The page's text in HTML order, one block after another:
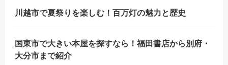
川越市で夏祭りを楽しむ！百万灯の魅力と歴史
国東市で大きい本屋を探すなら！福田書店から別府・
大分市まで紹介